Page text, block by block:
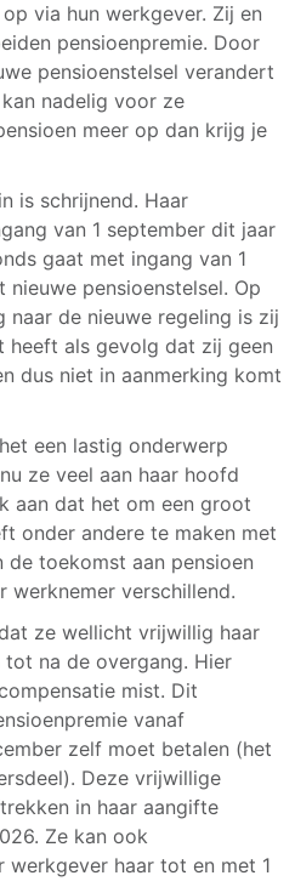
via hun werkgever. Zij en
pensioenpremie. Door
pensioenstelsel verandert
nadelig voor ze
meer op dan krijg je
is schrijnend. Haar
van 1 september dit jaar
gaat met ingang van 1
pensioenstelsel. Op
naar de nieuwe regeling is zij
heeft als gevolg dat zij geen
dus niet in aanmerking komt
een lastig onderwerp
ze veel aan haar hoofd
aan dat het om een groot
onder andere te maken met
de toekomst aan pensioen
werknemer verschillend.
ze wellicht vrijwillig haar
na de overgang. Hier
mist. Dit
vanaf
zelf moet betalen (het
Deze vrijwillige
in haar aangifte
Ze kan ook
werkgever haar tot en met 1